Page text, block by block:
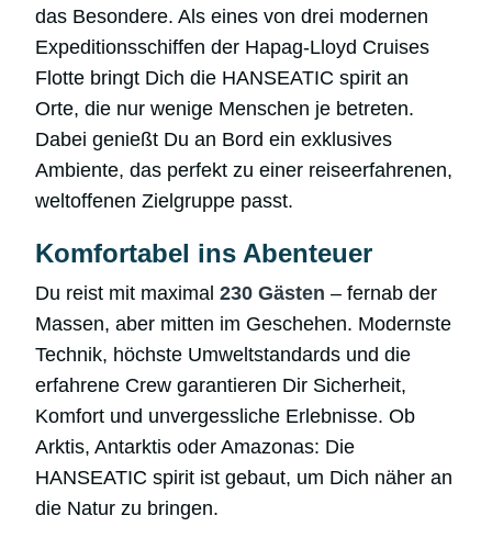
das Besondere. Als eines von drei modernen
Expeditionsschiffen der Hapag-Lloyd Cruises
Flotte bringt Dich die HANSEATIC spirit an
Orte, die nur wenige Menschen je betreten.
Dabei genießt Du an Bord ein exklusives
Ambiente, das perfekt zu einer reiseerfahrenen,
weltoffenen Zielgruppe passt.
Komfortabel ins Abenteuer
Du reist mit maximal230 Gästen – fernab der
Massen, aber mitten im Geschehen. Modernste
Technik, höchste Umweltstandards und die
erfahrene Crew garantieren Dir Sicherheit,
Komfort und unvergessliche Erlebnisse. Ob
Arktis, Antarktis oder Amazonas: Die
HANSEATIC spirit ist gebaut, um Dich näher an
die Natur zu bringen.